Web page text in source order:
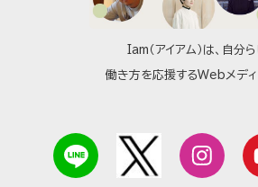
Iam（アイアム）は、自分
働き方を応援するWebメディ